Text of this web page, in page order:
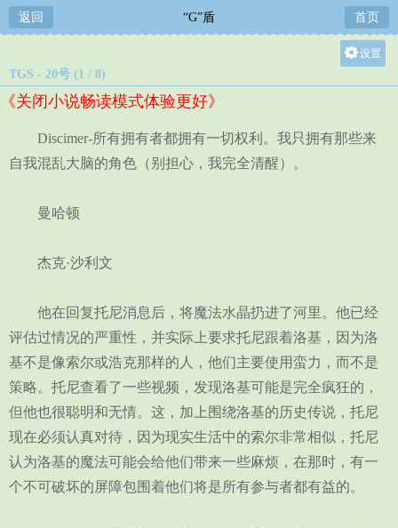
返回 “G”盾 首页
设置
中
TGS - 20号 (1 / 8)
《关闭小说畅读模式体验更好》
Discimer-所有拥有者都拥有一切权利。我只拥有那些来
自我混乱大脑的角色（别担心，我完全清醒）。
曼哈顿
杰克·沙利文
他在回复托尼消息后，将魔法水晶扔进了河里。他已经
评估过情况的严重性，并实际上要求托尼跟着洛基，因为洛
基不是像索尔或浩克那样的人，他们主要使用蛮力，而不是
策略。托尼查看了一些视频，发现洛基可能是完全疯狂的，
但他也很聪明和无情。这，加上围绕洛基的历史传说，托尼
现在必须认真对待，因为现实生活中的索尔非常相似，托尼
认为洛基的魔法可能会给他们带来一些麻烦，在那时，有一
个不可破坏的屏障包围着他们将是所有参与者都有益的。